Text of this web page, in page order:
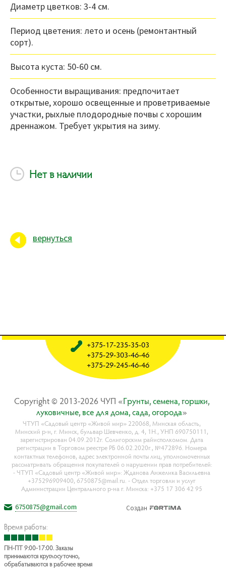
Диаметр цветков: 3-4 см.
Период цветения: лето и осень (ремонтантный
сорт).
Высота куста: 50-60 см.
Особенности выращивания: предпочитает
открытые, хорошо освещенные и проветриваемые
участки, рыхлые плодородные почвы с хорошим
дреннажом. Требует укрытия на зиму.
Нет в наличии
вернуться
Copyright © 2013-2026 ЧУП «Гpyнты, ceмeнa, гopшки,
лyкoвичныe, вce для дoмa, caдa, oгopoдa»
ЧТУП «Садовый центр «Живой мир» 220068, Минская область,
Минский р-н, г. Минск, бульвар Шевченко, д. 4, 1Н., УНП 690750111,
зарегистрирован 04.09.2012г. Солигорским райисполкомом. Дата
регистрации в Торговом реестре РБ 06.02.2020г., №472896. Номера
контактных телефонов, адрес электронной почты лиц, уполномоченных
рассматривать обращения покупателей о нарушении прав потребителей:
- ЧТУП «Садовый центр «Живой мир»: Жданова Анжелика Васильевна
+375296909400, 6750875@mail.ru. - Отдел торговли и услуг
Администрации Центрального р-на г. Минска: +375 17 306 42 95
+375-17-235-35-03
+375-29-303-46-46
+375-29-245-46-46
6750875@gmail.com
Время работы:
ПН-ПТ 9:00-17:00. Заказы
принимаются круглосуточно,
обрабатываются в рабочее время
Создан